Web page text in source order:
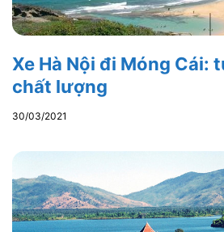
Xe Hà Nội đi Móng Cái:
chất lượng
30/03/2021